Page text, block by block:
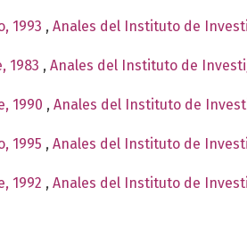
1993 , Anales del Instituto de
1983 , Anales del Instituto de
1990 , Anales del Instituto de
1995 , Anales del Instituto de
1992 , Anales del Instituto de